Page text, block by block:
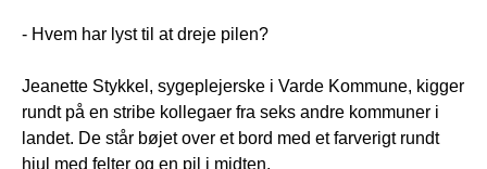
- Hvem har lyst til at dreje pilen?
Jeanette Stykkel, sygeplejerske i Varde Kommune, kigger
rundt på en stribe kollegaer fra seks andre kommuner i
landet. De står bøjet over et bord med et farverigt rundt
hjul med felter og en pil i midten.